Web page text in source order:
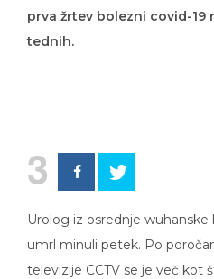
prva žrtev bolezni covid-19
tednih.
3
Urolog iz osrednje
umrl minuli petek. Po
televizije CCTV se je več kot